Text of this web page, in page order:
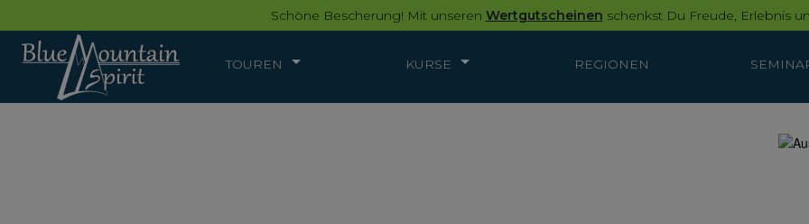
Schöne Bescherung! Mit unseren Wertgutscheinen schenkst Du Freude, Erlebnis
TOUREN KURSE REGIONEN